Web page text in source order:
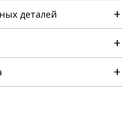
деталей
корпусных
деталей
лс
материала
крышка
25Л ГОСТ977
клиновую с